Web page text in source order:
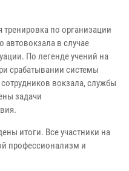
тренировка по организации
автовокзала в случае
По легенде учений на
срабатывании системы
вокзала, службы
задачи
итоги. Все участники на
профессионализм и